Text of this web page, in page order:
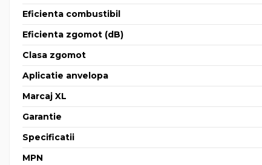
Eficienta combustibil
Eficienta zgomot (dB)
Clasa zgomot
Aplicatie anvelopa
Marcaj XL
Garantie
Specificatii
MPN